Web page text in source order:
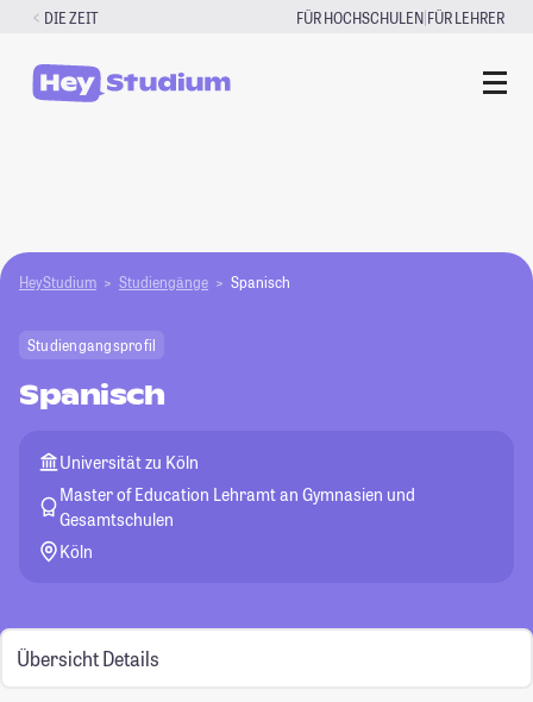
Zum
springen
DIE ZEIT FÜR HOCHSCHULEN|FÜR LEHRER
HeyStudium Studiengänge Spanisch
Studiengangsprofil
Spanisch
Universität zu Köln
Master of Education Lehramt an Gymnasien und
Gesamtschulen
Köln
Übersicht Details